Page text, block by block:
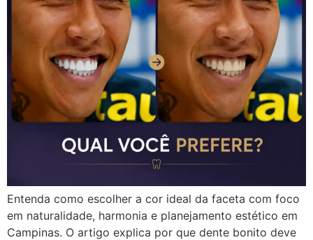
Entenda como escolher a cor ideal da faceta com foco
em naturalidade, harmonia e planejamento estético em
Campinas. O artigo explica por que dente bonito deve